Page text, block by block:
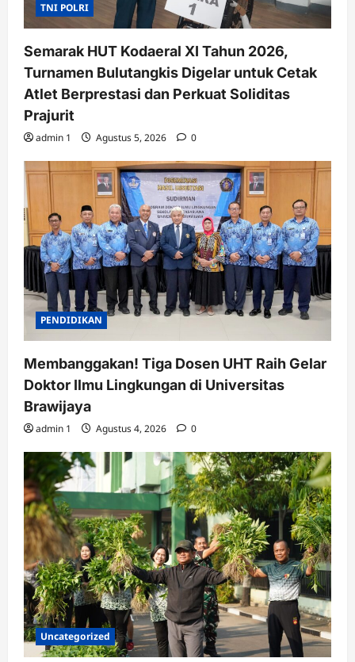
TNI POLRI
Semarak HUT Kodaeral XI Tahun 2026,
Turnamen Bulutangkis Digelar untuk Cetak
Atlet Berprestasi dan Perkuat Soliditas
Prajurit
admin 1 Agustus 5, 2026 0
PENDIDIKAN
Membanggakan! Tiga Dosen UHT Raih Gelar
Doktor Ilmu Lingkungan di Universitas
Brawijaya
admin 1 Agustus 4, 2026 0
Uncategorized